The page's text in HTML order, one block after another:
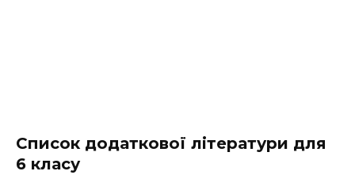
Список додаткової літератури для
6 класу